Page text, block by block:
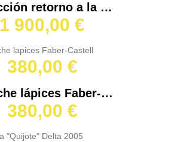
Colección retorno a la China Delta Limitada
1 900,00 €
380,00 €
Estuche lápices Faber-Castell
380,00 €